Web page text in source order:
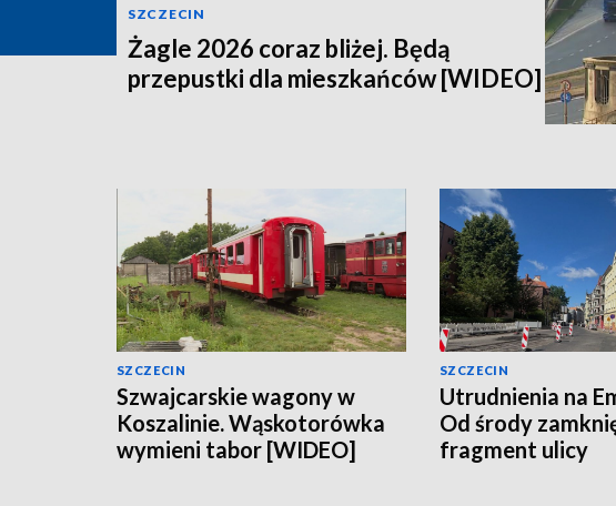
SZCZECIN
Żagle 2026 coraz bliżej. Będą
przepustki dla mieszkańców [WIDEO]
SZCZECIN
Szwajcarskie wagony w
Koszalinie. Wąskotorówka
wymieni tabor [WIDEO]
SZCZECIN
Utrudnienia na
Od środy
fragment ulicy